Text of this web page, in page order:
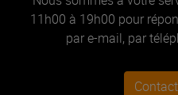
11h00 à 19h00 pour
par e-mail, par